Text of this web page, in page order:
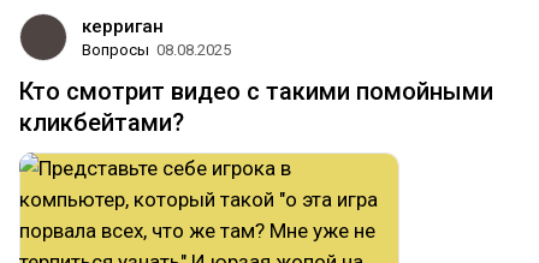
керриган
Вопросы 08.08.2025
Кто смотрит видео с такими помойными
кликбейтами?